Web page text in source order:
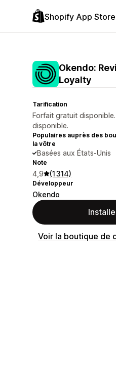
Shopify App Store
Okendo:
Loyalty
Tarification
Forfait gratuit
disponible.
Populaires auprès des
la vôtre
Basées aux États-Unis
Note
4,9 (1 314)
Développeur
Okendo
Voir la boutique de